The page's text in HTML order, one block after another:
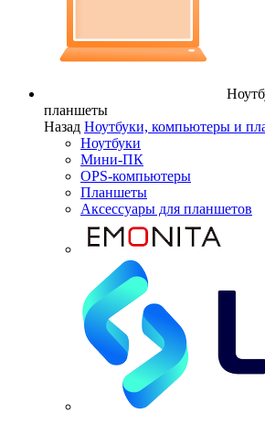
планшеты
Назад Ноутбуки, компьютеры и
Ноутбуки
Мини-ПК
OPS-компьютеры
Планшеты
Аксессуары для планшетов